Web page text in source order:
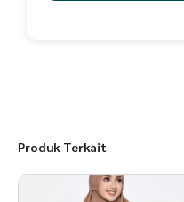
Produk Terkait